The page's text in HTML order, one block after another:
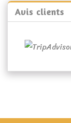
Avis clients